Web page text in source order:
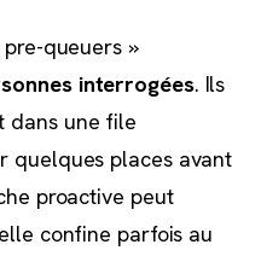
queuers »
interrogées. Ils
dans une file
quelques places avant
proactive peut
confine parfois au